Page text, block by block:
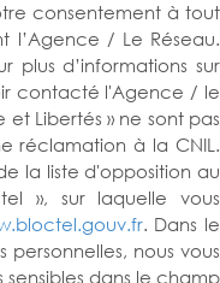
consentement à tout
l’Agence / Le Réseau.
plus d’informations sur
contacté l'Agence / le
et Libertés » ne sont pas
réclamation à la CNIL.
la liste d'opposition au
», sur laquelle vous
. Dans le
nous vous
sensibles dans le champ